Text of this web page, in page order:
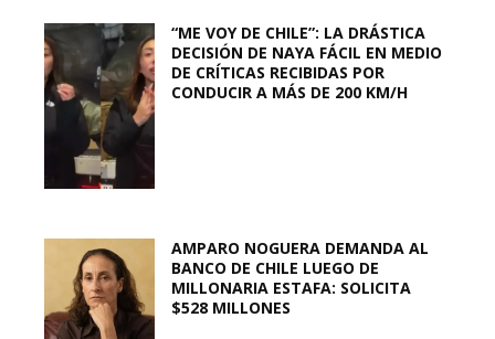
“ME VOY DE CHILE”: LA DRÁSTICA
DECISIÓN DE NAYA FÁCIL EN MEDIO
DE CRÍTICAS RECIBIDAS POR
CONDUCIR A MÁS DE 200 KM/H
AMPARO NOGUERA DEMANDA AL
BANCO DE CHILE LUEGO DE
MILLONARIA ESTAFA: SOLICITA
$528 MILLONES